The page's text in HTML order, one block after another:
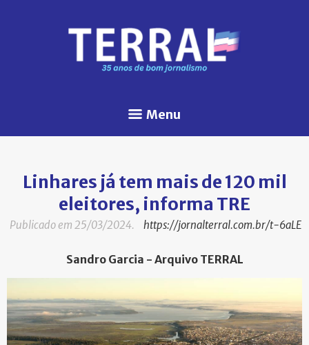
Menu
Linhares já tem mais de 120 mil
eleitores, informa TRE
Publicado em 25/03/2024. https://jornalterral.com.br/t-6aLE
Sandro Garcia - Arquivo TERRAL